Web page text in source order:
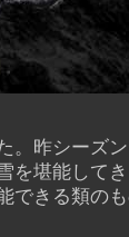
。昨シーズ
を堪能して
できる類の